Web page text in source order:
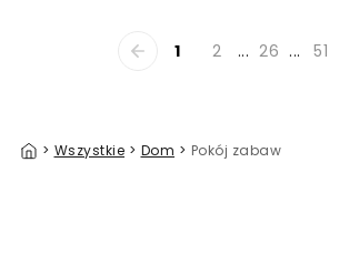
1 2 ... 26 ... 51
> Wszystkie > Dom > Pokój zabaw